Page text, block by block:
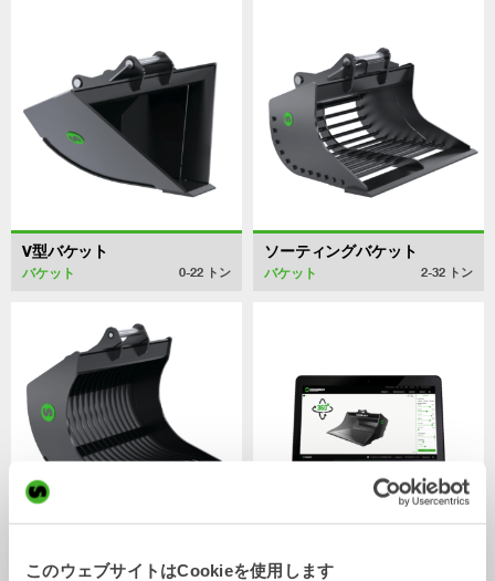
このウェブサイトはCookieを使用します
V型バケット
バケット 0-22 トン
ソーティングバケット
バケット 2-32 トン
バケット 0-20トン バケット